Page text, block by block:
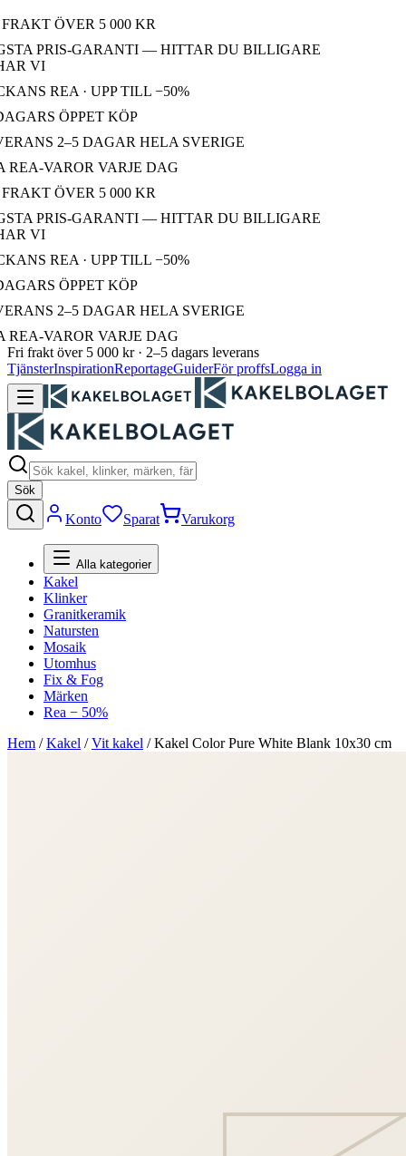
ÖVER 5 000 KR
PRIS-GARANTI — HITTAR DU BILLIGARE
VI
REA · UPP TILL −50%
ÖPPET KÖP
2–5 DAGAR HELA SVERIGE
VAROR VARJE DAG
ÖVER 5 000 KR
PRIS-GARANTI — HITTAR DU BILLIGARE
VI
REA · UPP TILL −50%
ÖPPET KÖP
2–5 DAGAR HELA SVERIGE
VAROR VARJE DAG
Fri frakt över 5 000 kr · 2–5 dagars leverans
TjänsterInspirationReportageGuiderFör proffsLogga in
Sök
Konto Sparat Varukorg
Alla kategorier
Kakel
Klinker
Granitkeramik
Natursten
Mosaik
Utomhus
Fix & Fog
Märken
Rea − 50%
Hem /Kakel /Vit kakel /Kakel Color Pure White Blank 10x30 cm